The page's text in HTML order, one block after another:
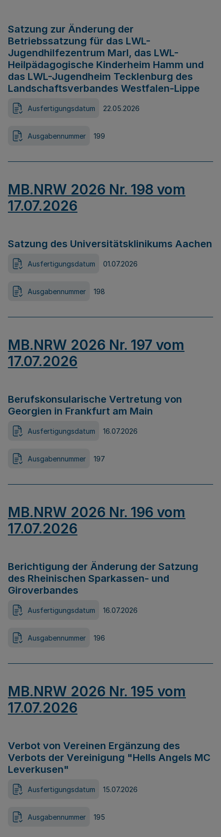
Satzung zur Änderung der
Betriebssatzung für das LWL-
Jugendhilfezentrum Marl, das LWL-
Heilpädagogische Kinderheim Hamm und
das LWL-Jugendheim Tecklenburg des
Landschaftsverbandes Westfalen-Lippe
Ausfertigungsdatum 22.05.2026
Ausgabennummer 199
MB.NRW 2026 Nr. 198 vom
17.07.2026
Satzung des Universitätsklinikums Aachen
Ausfertigungsdatum 01.07.2026
Ausgabennummer 198
MB.NRW 2026 Nr. 197 vom
17.07.2026
Berufskonsularische Vertretung von
Georgien in Frankfurt am Main
Ausfertigungsdatum 16.07.2026
Ausgabennummer 197
MB.NRW 2026 Nr. 196 vom
17.07.2026
Berichtigung der Änderung der Satzung
des Rheinischen Sparkassen- und
Giroverbandes
Ausfertigungsdatum 16.07.2026
Ausgabennummer 196
MB.NRW 2026 Nr. 195 vom
17.07.2026
Verbot von Vereinen Ergänzung des
Verbots der Vereinigung "Hells Angels MC
Leverkusen"
Ausfertigungsdatum 15.07.2026
Ausgabennummer 195